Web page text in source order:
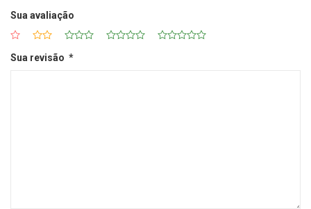
Sua avaliação
Sua revisão *